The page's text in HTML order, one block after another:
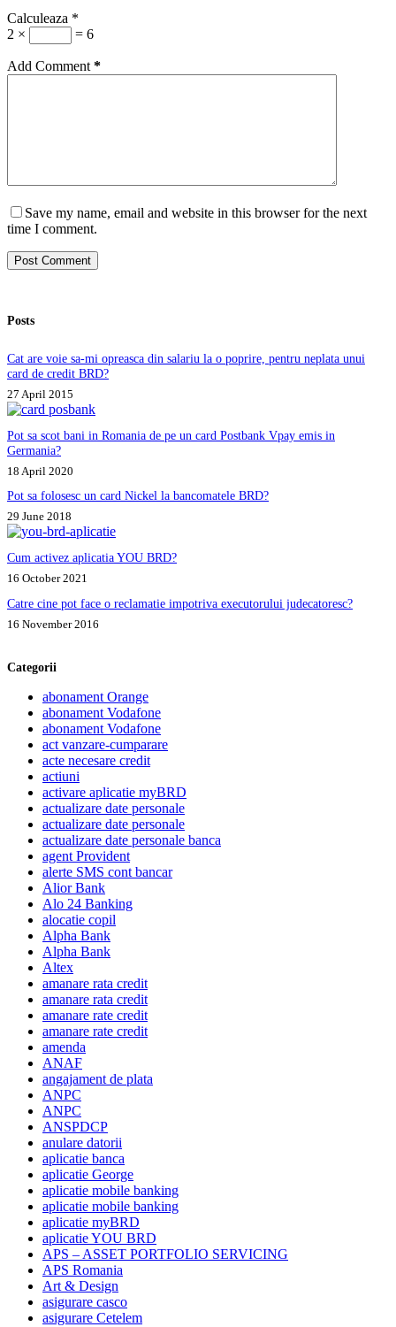
Calculeaza *
2 ×
= 6
Add Comment *
Save my name, email and website in this browser for the next
time I comment.
Post Comment
Posts
Cat are voie sa-mi opreasca din salariu la o poprire, pentru neplata unui
card de credit BRD?
27 April 2015
Pot sa scot bani in Romania de pe un card Postbank Vpay emis in
Germania?
18 April 2020
Pot sa folosesc un card Nickel la bancomatele BRD?
29 June 2018
Cum activez aplicatia YOU BRD?
16 October 2021
Catre cine pot face o reclamatie impotriva executorului judecatoresc?
16 November 2016
Categorii
abonament Orange
abonament Vodafone
abonament Vodafone
act vanzare-cumparare
acte necesare credit
actiuni
activare aplicatie myBRD
actualizare date personale
actualizare date personale
actualizare date personale banca
agent Provident
alerte SMS cont bancar
Alior Bank
Alo 24 Banking
alocatie copil
Alpha Bank
Alpha Bank
Altex
amanare rata credit
amanare rata credit
amanare rate credit
amanare rate credit
amenda
ANAF
angajament de plata
ANPC
ANPC
ANSPDCP
anulare datorii
aplicatie banca
aplicatie George
aplicatie mobile banking
aplicatie mobile banking
aplicatie myBRD
aplicatie YOU BRD
APS – ASSET PORTFOLIO SERVICING
APS Romania
Art & Design
asigurare casco
asigurare Cetelem